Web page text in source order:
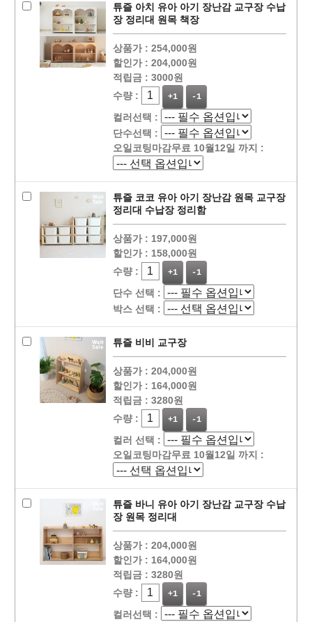
튜즐 아치 유아 아기 장난감 교구장 수납
장 정리대 원목 책장
상품가 : 254,000원
할인가 : 204,000원
적립금 : 3000원
수량 :
+1 -1
컬러선택 :
단수선택 :
오일코팅마감무료 10월12일 까지 :
튜즐 코코 유아 아기 장난감 원목 교구장
정리대 수납장 정리함
상품가 : 197,000원
할인가 : 158,000원
수량 :
+1 -1
단수 선택 :
박스 선택 :
튜즐 비비 교구장
상품가 : 204,000원
할인가 : 164,000원
적립금 : 3280원
수량 :
+1 -1
컬러 선택 :
오일코팅마감무료 10월12일 까지 :
튜즐 바니 유아 아기 장난감 교구장 수납
장 원목 정리대
상품가 : 204,000원
할인가 : 164,000원
적립금 : 3280원
수량 :
+1 -1
컬러선택 :